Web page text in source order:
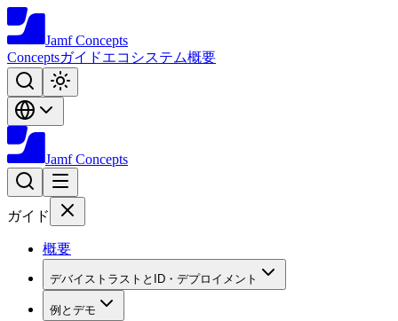
Jamf Concepts
Conceptsガイドエコシステム概要
Jamf Concepts
ガイド
概要
デバイストラストとID・デプロイメント
例とデモ